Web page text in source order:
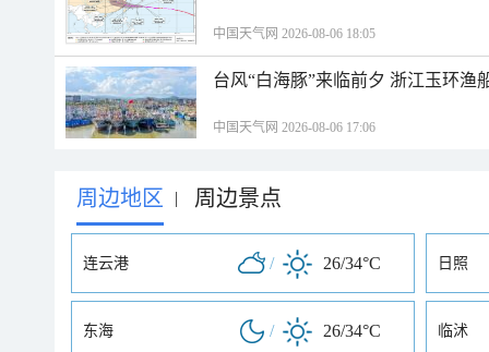
中国天气网 2026-08-06 18:05
台风“白海豚”来临前夕 浙江玉环渔
中国天气网 2026-08-06 17:06
周边地区 | 周边景点
连云港 / 26/34°C 日照
东海 / 26/34°C 临沭